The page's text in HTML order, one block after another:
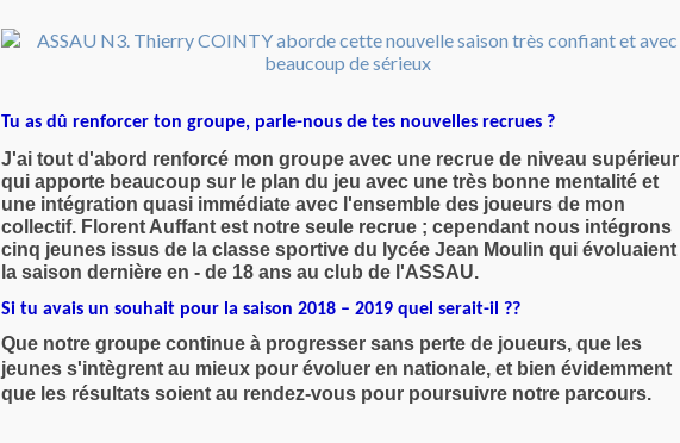
Tu as dû renforcer ton groupe, parle-nous de tes nouvelles recrues ?
J'ai tout d'abord renforcé mon groupe avec une recrue de niveau supérieur
qui apporte beaucoup sur le plan du jeu avec une très bonne mentalité et
une intégration quasi immédiate avec l'ensemble des joueurs de mon
collectif. Florent Auffant est notre seule recrue ; cependant nous intégrons
cinq jeunes issus de la classe sportive du lycée Jean Moulin qui évoluaient
la saison dernière en - de 18 ans au club de l'ASSAU.
Si tu avais un souhait pour la saison 2018 – 2019 quel serait-il ??
Que notre groupe continue à progresser sans perte de joueurs, que les
jeunes s'intègrent au mieux pour évoluer en nationale, et bien évidemment
que les résultats soient au rendez-vous pour poursuivre notre parcours.